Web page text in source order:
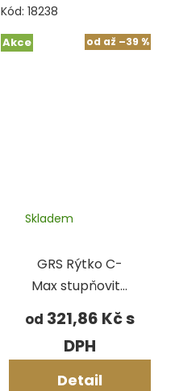
Kód: 18238
Akce od až –39 %
GRS Rýtko C-
Max stupňovité
kulaté
Skladem
od 321,86 Kč
Detail